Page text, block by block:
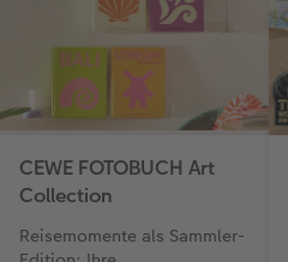
CEWE FOTOBUCH Art
Collection
Reisemomente als Sammler-